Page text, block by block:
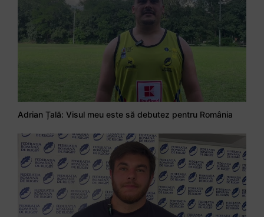
Adrian Țală: Visul meu este să debutez pentru România